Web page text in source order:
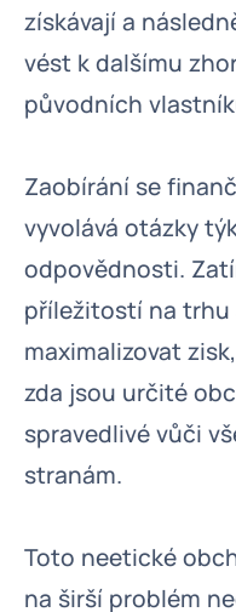
získávají a
vést k dalšímu
původních
Zaobírání se
vyvolává otázky
odpovědnosti.
příležitostí na trhu
maximalizovat
zda jsou určité
spravedlivé vůči
stranám.
Toto neetické
na širší problém